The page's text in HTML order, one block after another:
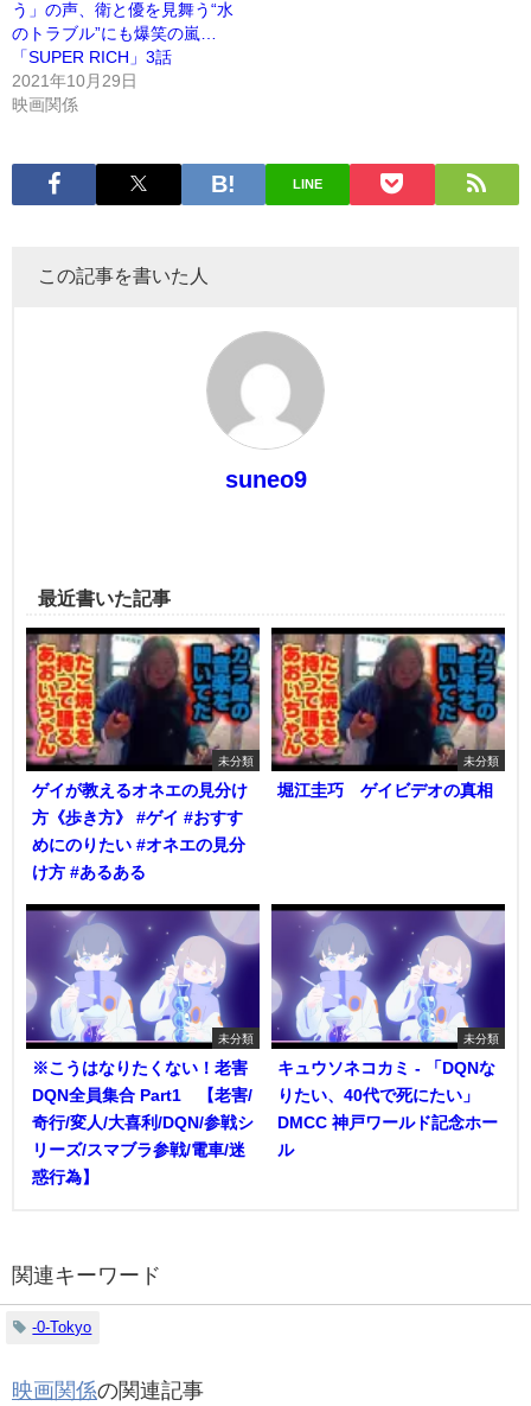
う」の声、衛と優を見舞う“水
のトラブル”にも爆笑の嵐…
「SUPER RICH」3話
2021年10月29日
映画関係
LINE
この記事を書いた人
suneo9
最近書いた記事
未分類
ゲイが教えるオネエの見分け
方《歩き方》 #ゲイ #おすす
めにのりたい #オネエの見分
け方 #あるある
未分類
堀江圭巧 ゲイビデオの真相
未分類
※こうはなりたくない！老害
DQN全員集合 Part1 【老害/
奇行/変人/大喜利/DQN/参戦シ
リーズ/スマブラ参戦/電車/迷
惑行為】
未分類
キュウソネコカミ - 「DQNな
りたい、40代で死にたい」
DMCC 神戸ワールド記念ホー
ル
関連キーワード
-0-Tokyo
映画関係の関連記事